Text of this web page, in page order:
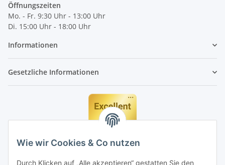
Wie wir Cookies & Co nutzen
Durch Klicken auf „Alle akzeptieren“ gestatten Sie den
Öffnungszeiten
Mo. - Fr. 9:30 Uhr - 13:00 Uhr
Di. 15:00 Uhr - 18:00 Uhr
Informationen
Gesetzliche Informationen